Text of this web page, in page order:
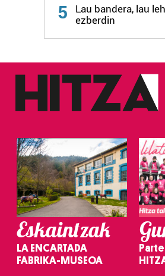
fitxategiak erabiltzen ditu. Zure
zerbitzuak hobetzeko asmoz,
baliatzen gara. Ohar hau onartuz
5
Lau bandera, lau
ezberdin
Eskaintzak
LA ENCARTADA
FABRIKA-MUSEOA